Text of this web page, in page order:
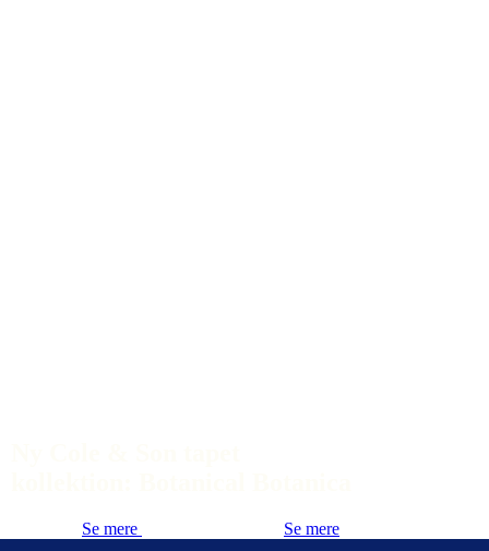
Se mere Se mere